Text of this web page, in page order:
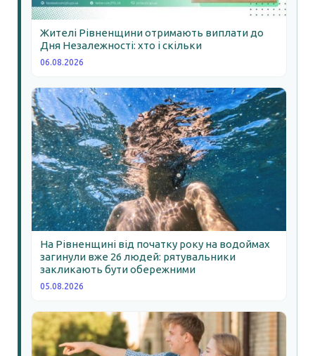
Жителі Рівненщини отримають виплати до
Дня Незалежності: хто і скільки
06.08.2026
На Рівненщині від початку року на водоймах
загинули вже 26 людей: рятувальники
закликають бути обережними
05.08.2026